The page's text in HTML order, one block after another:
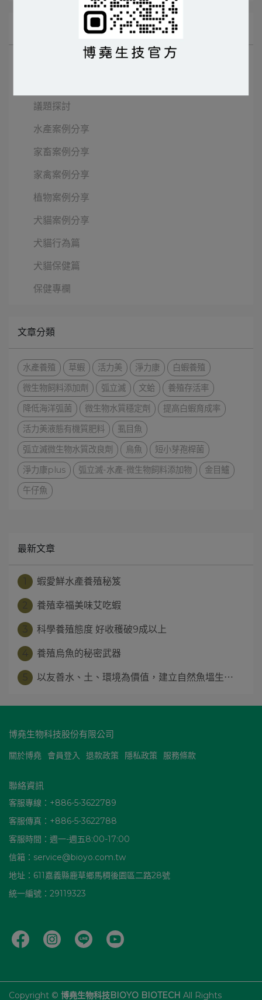
議題探討
水產案例分享
家畜案例分享
家禽案例分享
植物案例分享
犬貓案例分享
犬貓行為篇
犬貓保健篇
保健專欄
文章分類
水產養殖 草蝦 活力美 淨力康
白蝦養殖
微生物飼料添加劑
弧立滅 文蛤
養殖存活率
降低海洋弧菌
微生物水質穩定劑
提高白蝦育成率
活力美液態有機質肥料
虱目魚
弧立滅微生物水質改良劑
烏魚
短小芽孢桿菌
淨力康plus
弧立滅-水產-微生物飼料添加物
金目鱸
午仔魚
最新文章
蝦愛鮮水產養殖秘笈
養殖幸福美味艾吃蝦
科學養殖態度 好收穫破9成以上
養殖烏魚的秘密武器
以友善水、土、環境為價值，建立自然魚塭生⋯
博堯生物科技股份有限公司
關於博堯 會員登入 退款政策 隱私政策 服務條款
聯絡資訊
客服專線：+886-5-3622789
客服傳真：+886-5-3622788
客服時間：週一-週五8:00-17:00
信箱：service@bioyo.com.tw
地址：611嘉義縣鹿草鄉馬稠後園區二路28號
統一編號：29119323
Copyright © 博堯生物科技BIOYO BIOTECH All Rights